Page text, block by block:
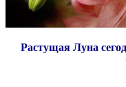
Растущая Луна